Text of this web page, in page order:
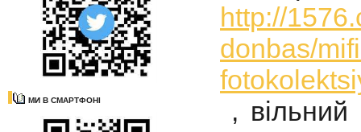
МИ В СМАРТФОНІ
http://
donbas/
,